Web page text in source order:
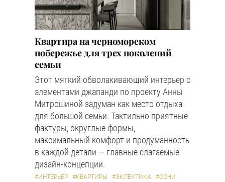
Квартира на черноморском
побережье для трех поколений
семьи
Этот мягкий обволакивающий интерьер с
элементами джапанди по проекту Анны
Митрошиной задуман как место отдыха
для большой семьи. Тактильно приятные
фактуры, округлые формы,
максимальный комфорт и продуманность
в каждой детали — главные слагаемые
дизайн-концепции.
#ИНТЕРЬЕР #КВАРТИРЫ #ЭКЛЕКТИКА #СОЧИ